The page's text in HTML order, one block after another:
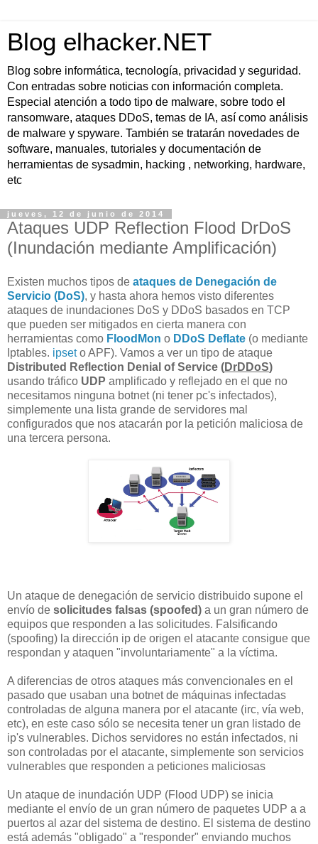
Blog elhacker.NET
Blog sobre informática, tecnología, privacidad y seguridad.
Con entradas sobre noticias con información completa.
Especial atención a todo tipo de malware, sobre todo el
ransomware, ataques DDoS, temas de IA, así como análisis
de malware y spyware. También se tratarán novedades de
software, manuales, tutoriales y documentación de
herramientas de sysadmin, hacking , networking, hardware,
etc
jueves, 12 de junio de 2014
Ataques UDP Reflection Flood DrDoS
(Inundación mediante Amplificación)
Existen muchos tipos de ataques de Denegación de
Servicio (DoS), y hasta ahora hemos visto diferentes
ataques de inundaciones DoS y DDoS basados en TCP
que pueden ser mitigados en cierta manera con
herramientas como FloodMon o DDoS Deflate (o mediante
Iptables. ipseto APF). Vamos a ver un tipo de ataque
Distributed Reflection Denial of Service (DrDDoS)
usando tráfico UDP amplificado y reflejado en el que no
necesitamos ninguna botnet (ni tener pc's infectados),
simplemente una lista grande de servidores mal
configurados que nos atacarán por la petición maliciosa de
una tercera persona.
Un ataque de denegación de servicio distribuido supone el
envío de solicitudes falsas (spoofed) a un gran número de
equipos que responden a las solicitudes. Falsificando
(spoofing) la dirección ip de origen el atacante consigue que
respondan y ataquen "involuntariamente" a la víctima.
A diferencias de otros ataques más convencionales en el
pasado que usaban una botnet de máquinas infectadas
controladas de alguna manera por el atacante (irc, vía web,
etc), en este caso sólo se necesita tener un gran listado de
ip's vulnerables. Dichos servidores no están infectados, ni
son controladas por el atacante, simplemente son servicios
vulnerables que responden a peticiones maliciosas
Un ataque de inundación UDP (Flood UDP) se inicia
mediante el envío de un gran número de paquetes UDP a a
puertos al azar de l sistema de destino. El sistema de destino
está además "obligado" a "responder" enviando muchos